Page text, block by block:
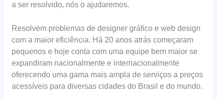
a ser resolvido, nós o ajudaremos.
Resolvem problemas de designer gráfico e web design
com a maior eficiência. Há 20 anos atrás começaram
pequenos e hoje conta com uma equipe bem maior se
expandiram nacionalmente e internacionalmente
oferecendo uma gama mais ampla de serviços a preços
acessíveis para diversas cidades do Brasil e do mundo.